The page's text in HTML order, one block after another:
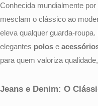
Conhecida mundialmente
mesclam o clássico ao
eleva qualquer guarda-
elegantes polos e
para quem valoriza
Jeans e Denim: O